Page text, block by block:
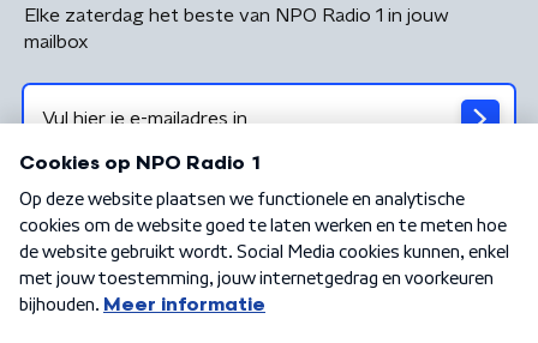
Elke zaterdag het beste van NPO Radio 1 in jouw
mailbox
Algemene voorwaarden